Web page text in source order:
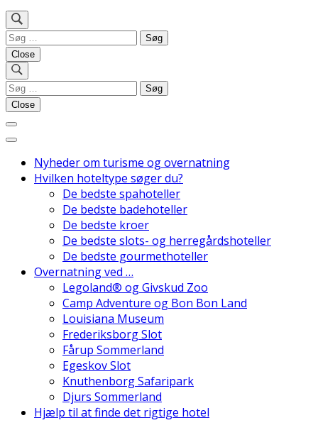
Søg
efter:
Close
Danmarks Bedste Hoteller
Søg
efter:
Close
Nyheder om turisme og overnatning
Hvilken hoteltype søger du?
De bedste spahoteller
De bedste badehoteller
De bedste kroer
De bedste slots- og herregårdshoteller
De bedste gourmethoteller
Overnatning ved …
Legoland® og Givskud Zoo
Camp Adventure og Bon Bon Land
Louisiana Museum
Frederiksborg Slot
Fårup Sommerland
Egeskov Slot
Knuthenborg Safaripark
Djurs Sommerland
Hjælp til at finde det rigtige hotel